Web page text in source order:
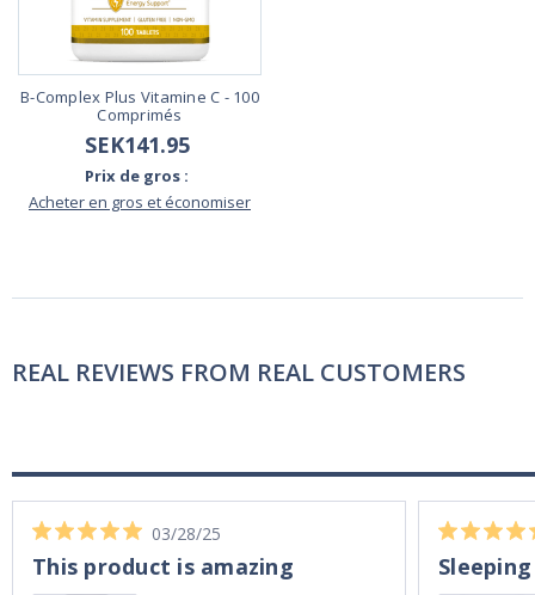
B-Complex Plus Vitamine C - 100
Comprimés
SEK141.95
Prix de gros :
Acheter en gros et économiser
REAL REVIEWS FROM REAL CUSTOMERS
03/28/25
This product is amazing